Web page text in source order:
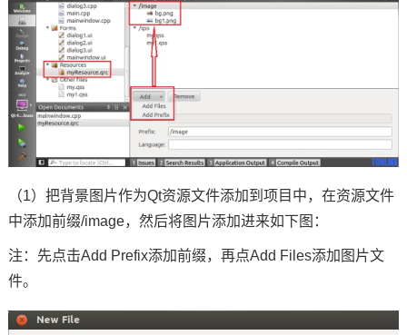
（1）把背景图片作为Qt资源文件添加到项目中，在资源文件
中添加前缀/image，然后将图片添加进来如下图：
注：先点击Add Prefix添加前缀，再点Add Files添加图片文
件。